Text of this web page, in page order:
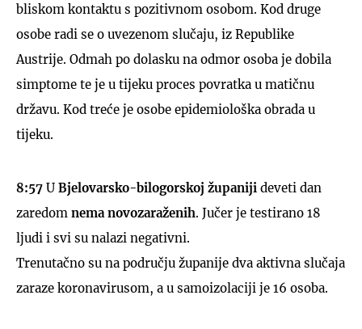
bliskom kontaktu s pozitivnom osobom. Kod druge
osobe radi se o uvezenom slučaju, iz Republike
Austrije. Odmah po dolasku na odmor osoba je dobila
simptome te je u tijeku proces povratka u matičnu
državu. Kod treće je osobe epidemiološka obrada u
tijeku.
8:57 U Bjelovarsko-bilogorskoj županiji deveti dan
zaredom nema novozaraženih. Jučer je testirano 18
ljudi i svi su nalazi negativni.
Trenutačno su na području županije dva aktivna slučaja
zaraze koronavirusom, a u samoizolaciji je 16 osoba.